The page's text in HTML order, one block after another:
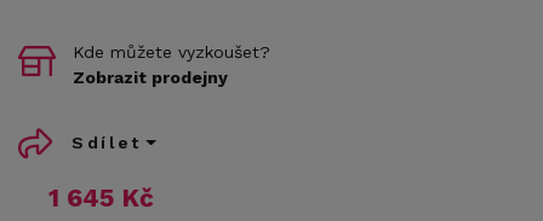
1 645 Kč
Kde můžete vyzkoušet?
Zobrazit prodejny
Sdílet